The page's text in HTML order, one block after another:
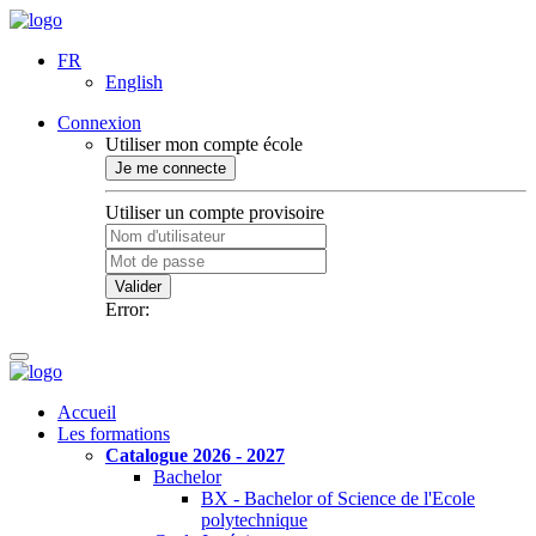
FR
English
Connexion
Utiliser mon compte école
Je me connecte
Utiliser un compte provisoire
Valider
Error:
Accueil
Les formations
Catalogue 2026 - 2027
Bachelor
BX - Bachelor of Science de l'Ecole
polytechnique